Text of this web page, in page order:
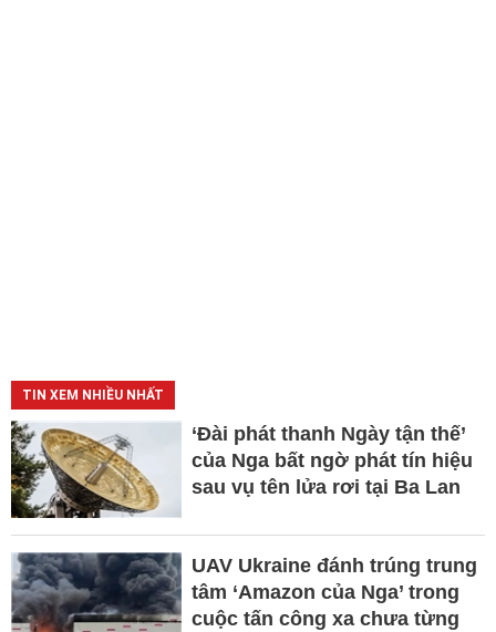
TIN XEM NHIỀU NHẤT
‘Đài phát thanh Ngày tận thế’
của Nga bất ngờ phát tín hiệu
sau vụ tên lửa rơi tại Ba Lan
UAV Ukraine đánh trúng trung
tâm ‘Amazon của Nga’ trong
cuộc tấn công xa chưa từng